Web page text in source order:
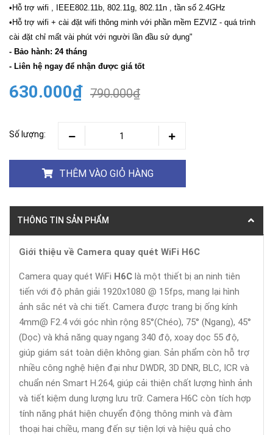
•Hỗ trợ wifi , IEEE802.11b, 802.11g, 802.11n , tần số 2.4GHz
•Hỗ trợ wifi + cài đặt wifi thông minh với phần mềm EZVIZ - quá trình
cài đặt chỉ mất vài phút với người lần đầu sử dụng"
- Bảo hành: 24 tháng
- Liên hệ ngay để nhận được giá tốt
630.000₫ 790.000₫
Số lượng:
THÊM VÀO GIỎ HÀNG
THÔNG TIN SẢN PHẨM
Giới thiệu về Camera quay quét WiFi H6C
Camera quay quét WiFi H6C là một thiết bị an ninh tiên
tiến với độ phân giải 1920x1080 @ 15fps, mang lại hình
ảnh sắc nét và chi tiết. Camera được trang bị ống kính
4mm@ F2.4 với góc nhìn rộng 85°(Chéo), 75° (Ngang), 45°
(Dọc) và khả năng quay ngang 340 độ, xoay dọc 55 độ,
giúp giám sát toàn diện không gian. Sản phẩm còn hỗ trợ
nhiều công nghệ hiện đại như DWDR, 3D DNR, BLC, ICR và
chuẩn nén Smart H.264, giúp cải thiện chất lượng hình ảnh
và tiết kiệm dung lượng lưu trữ. Camera H6C còn tích hợp
tính năng phát hiện chuyển động thông minh và đàm
thoại hai chiều, mang đến sự tiện lợi và hiệu quả cho